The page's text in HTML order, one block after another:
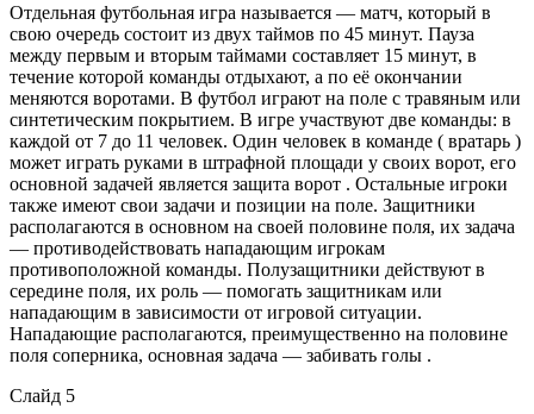
Отдельная футбольная игра называется — матч, который в
свою очередь состоит из двух таймов по 45 минут. Пауза
между первым и вторым таймами составляет 15 минут, в
течение которой команды отдыхают, а по её окончании
меняются воротами. В футбол играют на поле с травяным или
синтетическим покрытием. В игре участвуют две команды: в
каждой от 7 до 11 человек. Один человек в команде ( вратарь )
может играть руками в штрафной площади у своих ворот, его
основной задачей является защита ворот . Остальные игроки
также имеют свои задачи и позиции на поле. Защитники
располагаются в основном на своей половине поля, их задача
— противодействовать нападающим игрокам
противоположной команды. Полузащитники действуют в
середине поля, их роль — помогать защитникам или
нападающим в зависимости от игровой ситуации.
Нападающие располагаются, преимущественно на половине
поля соперника, основная задача — забивать голы .
Слайд 5